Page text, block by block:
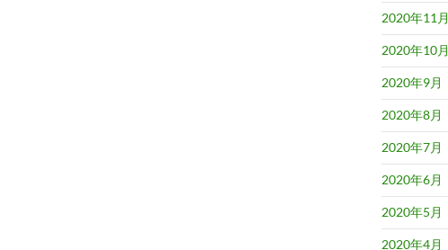
2020年11月
2020年10月
2020年9月
2020年8月
2020年7月
2020年6月
2020年5月
2020年4月